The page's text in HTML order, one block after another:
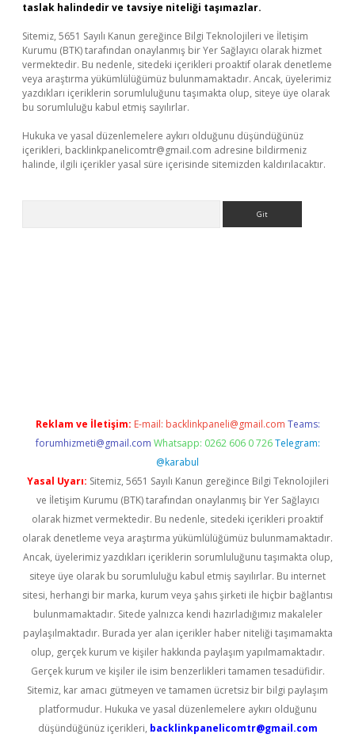
taslak halindedir ve tavsiye niteliği taşımazlar.
Sitemiz, 5651 Sayılı Kanun gereğince Bilgi Teknolojileri ve İletişim
Kurumu (BTK) tarafından onaylanmış bir Yer Sağlayıcı olarak hizmet
vermektedir. Bu nedenle, sitedeki içerikleri proaktif olarak denetleme
veya araştırma yükümlülüğümüz bulunmamaktadır. Ancak, üyelerimiz
yazdıkları içeriklerin sorumluluğunu taşımakta olup, siteye üye olarak
bu sorumluluğu kabul etmiş sayılırlar.
Hukuka ve yasal düzenlemelere aykırı olduğunu düşündüğünüz
içerikleri, backlinkpanelicomtr@gmail.com adresine bildirmeniz
halinde, ilgili içerikler yasal süre içerisinde sitemizden kaldırılacaktır.
Reklam ve İletişim: E-mail: backlinkpaneli@gmail.com Teams:
forumhizmeti@gmail.com Whatsapp: 0262 606 0 726 Telegram:
@karabul
Yasal Uyarı: Sitemiz, 5651 Sayılı Kanun gereğince Bilgi Teknolojileri
ve İletişim Kurumu (BTK) tarafından onaylanmış bir Yer Sağlayıcı
olarak hizmet vermektedir. Bu nedenle, sitedeki içerikleri proaktif
olarak denetleme veya araştırma yükümlülüğümüz bulunmamaktadır.
Ancak, üyelerimiz yazdıkları içeriklerin sorumluluğunu taşımakta olup,
siteye üye olarak bu sorumluluğu kabul etmiş sayılırlar. Bu internet
sitesi, herhangi bir marka, kurum veya şahıs şirketi ile hiçbir bağlantısı
bulunmamaktadır. Sitede yalnızca kendi hazırladığımız makaleler
paylaşılmaktadır. Burada yer alan içerikler haber niteliği taşımamakta
olup, gerçek kurum ve kişiler hakkında paylaşım yapılmamaktadır.
Gerçek kurum ve kişiler ile isim benzerlikleri tamamen tesadüfidir.
Sitemiz, kar amacı gütmeyen ve tamamen ücretsiz bir bilgi paylaşım
platformudur. Hukuka ve yasal düzenlemelere aykırı olduğunu
düşündüğünüz içerikleri, backlinkpanelicomtr@gmail.com